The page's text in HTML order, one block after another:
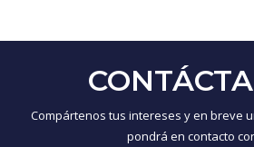
Compártenos tus intereses y en breve
pondrá en contacto